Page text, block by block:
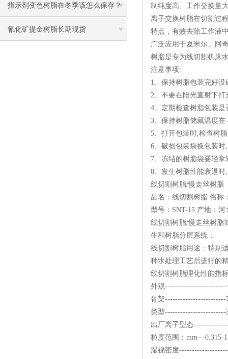
处理
指示剂变色树脂在冬季该怎么保存？
氰化矿提金树脂长期现货
制纯度高、工作交换量
离子交换树脂在切割过
特点，有效去除工作液
广泛应用于夏米尔、阿
树脂是专为线切割机床
注意事项:
1、保持树脂包装完好没
2、不要在阳光直射下打
4、定期检查树脂包装是
3、保持树脂储藏温度在
5、打开包装时,检查树
6、破损包装袋换包装时
7、冻结的树脂袋要轻
8、发生树脂性能衰退
线切割树脂/慢走丝树脂
品名：线切割树脂 俗称
型号：SNT-15 产地：河
线切割树脂/慢走丝树脂
生和树脂分层系统，
线切割树脂用途：特别
种水处理工艺后进行的
线切割树脂理化性能指
外观------------------------
骨架------------------------
类型------------------------
出厂离子型态
粒度范围：mm---0.315-
湿视密度